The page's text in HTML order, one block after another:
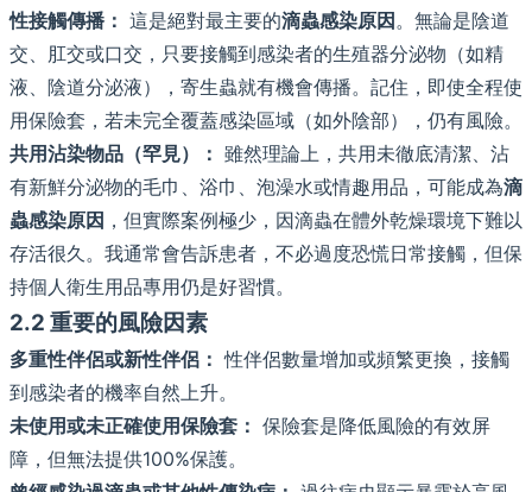
性接觸傳播： 這是絕對最主要的滴蟲感染原因 。無論是陰道
交、肛交或口交，只要接觸到感染者的生殖器分泌物（如精
液、陰道分泌液），寄生蟲就有機會傳播。記住，即使全程使
用保險套，若未完全覆蓋感染區域（如外陰部），仍有風險。
共用沾染物品（罕見）： 雖然理論上，共用未徹底清潔、沾
有新鮮分泌物的毛巾、浴巾、泡澡水或情趣用品，可能成為滴
蟲感染原因 ，但實際案例極少，因滴蟲在體外乾燥環境下難以
存活很久。我通常會告訴患者，不必過度恐慌日常接觸，但保
持個人衛生用品專用仍是好習慣。
2.2 重要的風險因素
多重性伴侶或新性伴侶： 性伴侶數量增加或頻繁更換，接觸
到感染者的機率自然上升。
未使用或未正確使用保險套： 保險套是降低風險的有效屏
障，但無法提供100%保護。